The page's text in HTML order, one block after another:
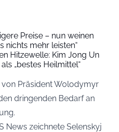
Preise – nun weinen
nichts mehr leisten“
Hitzewelle: Kim Jong Un
„bestes Heilmittel“
Präsident Wolodymyr
dringenden Bedarf an
News zeichnete Selenskyj